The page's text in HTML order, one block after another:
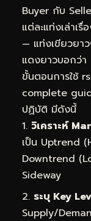
Buyer กับ
แต่ละแท่งเล่าเรื่
— แท่งเขียวยา
แดงยาวบอกว่
ขั้นตอนการใช้
complete
ปฏิบัติ มีดังนี้
วิเคราะห์
เป็น Uptrend
Downtrend
Sideway
ระบุ Key
Supply/